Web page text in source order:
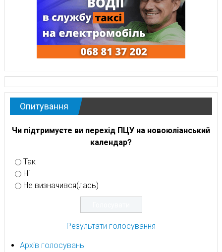
Опитування
Чи підтримуєте ви перехід ПЦУ на новоюліанський
календар?
Так
Ні
Не визначився(лась)
Результати голосування
Архів голосувань